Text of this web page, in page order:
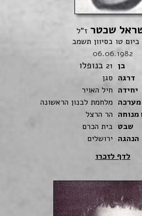
שכטר ז"ל
ביום טו בסיוון תשמב
06.06.1982
בן 21 בנופלו
דרגה סגן
יחידה חיל האויר
מערכה מלחמת לבנון הראשונה
מנוחה הר הרצל
שבט בית הכרם
הנהגה ירושלים
לדף לזכרו